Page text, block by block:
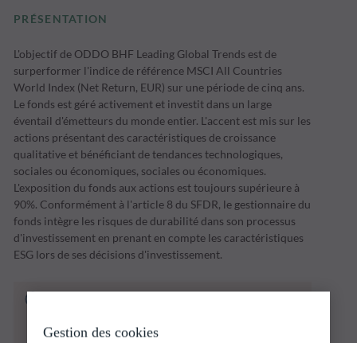
PRÉSENTATION
L'objectif de ODDO BHF Leading Global Trends est de
surperformer l'indice de référence MSCI All Countries
World Index (Net Return, EUR) sur une période de cinq ans.
Le fonds est géré activement et investit dans un large
éventail d'émetteurs du monde entier. L'accent est mis sur les
actions présentant des caractéristiques de croissance
qualitative et bénéficiant de tendances technologiques,
sociales ou économiques, sociales ou économiques.
L'exposition du fonds aux actions est toujours supérieure à
90%. Conformément à l'article 8 du SFDR, le gestionnaire du
fonds intègre les risques de durabilité dans son processus
d'investissement en prenant en compte les caractéristiques
ESG lors de ses décisions d'investissement.
Il est rappelé que les performances passées ne
Gestion des cookies